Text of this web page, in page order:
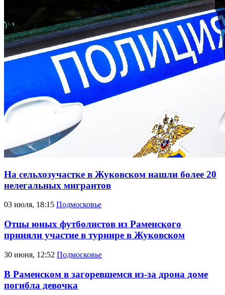
На сельхозучастке в Жуковском нашли более 20
нелегальных мигрантов
03 июля, 18:15 Подмосковье
Отцы юных футболистов из Раменского
приняли участие в турнире в Жуковском
30 июня, 12:52 Подмосковье
В Раменском в загоревшемся из-за дрона доме
погибла девочка